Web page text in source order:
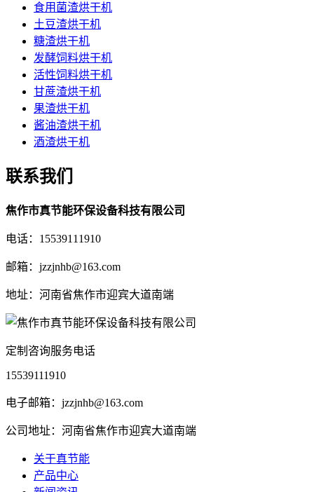
食用菌渣烘干机
土豆渣烘干机
糖渣烘干机
发酵饲料烘干机
活性饲料烘干机
甘蔗渣烘干机
果渣烘干机
酱油渣烘干机
酒渣烘干机
联系我们
焦作市真节能环保设备科技有限公司
电话：15539111910
邮箱：jzzjnhb@163.com
地址：河南省焦作市迎宾大道南端
定制咨询服务电话
15539111910
电子邮箱：jzzjnhb@163.com
公司地址：河南省焦作市迎宾大道南端
关于真节能
产品中心